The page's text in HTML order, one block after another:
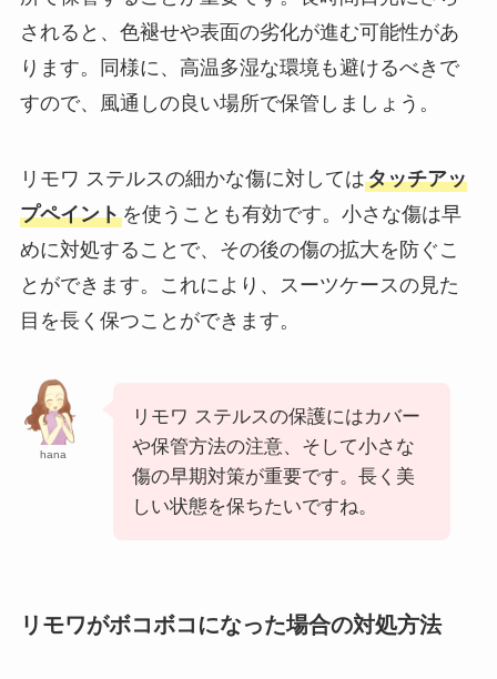
されると、色褪せや表面の劣化が進む可能性があ
ります。同様に、高温多湿な環境も避けるべきで
すので、風通しの良い場所で保管しましょう。
リモワ ステルスの細かな傷に対してはタッチアッ
プペイントを使うことも有効です。小さな傷は早
めに対処することで、その後の傷の拡大を防ぐこ
とができます。これにより、スーツケースの見た
目を長く保つことができます。
hana
リモワ ステルスの保護にはカバー
や保管方法の注意、そして小さな
傷の早期対策が重要です。長く美
しい状態を保ちたいですね。
リモワがボコボコになった場合の対処方法